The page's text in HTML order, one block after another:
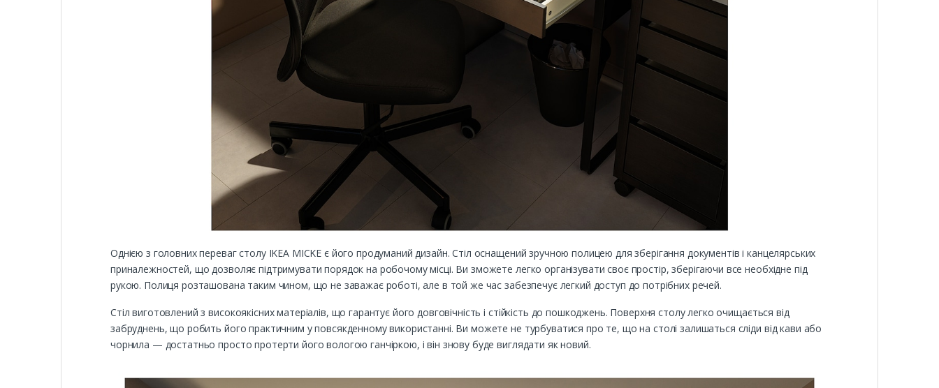
Однією з головних переваг столу IKEA MICKE є його продуманий дизайн. Стіл оснащений зручною полицею для зберігання документів і канцелярських
приналежностей, що дозволяє підтримувати порядок на робочому місці. Ви зможете легко організувати своє простір, зберігаючи все необхідне під
рукою. Полиця розташована таким чином, що не заважає роботі, але в той же час забезпечує легкий доступ до потрібних речей.
Стіл виготовлений з високоякісних матеріалів, що гарантує його довговічність і стійкість до пошкоджень. Поверхня столу легко очищається від
забруднень, що робить його практичним у повсякденному використанні. Ви можете не турбуватися про те, що на столі залишаться сліди від кави або
чорнила — достатньо просто протерти його вологою ганчіркою, і він знову буде виглядати як новий.